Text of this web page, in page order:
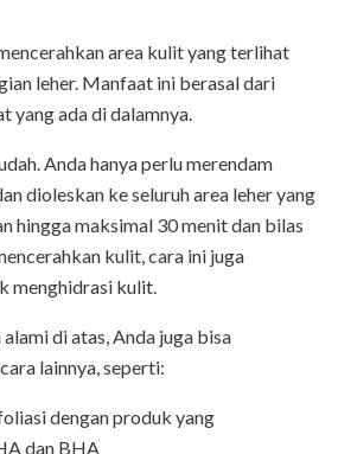
area kulit yang terlihat
leher. Manfaat ini berasal dari
yang ada di dalamnya.
Anda hanya perlu merendam
dioleskan ke seluruh area leher yang
hingga maksimal 30 menit dan bilas
kulit, cara ini juga
menghidrasi kulit.
di atas, Anda juga bisa
lainnya, seperti:
dengan produk yang
dan BHA